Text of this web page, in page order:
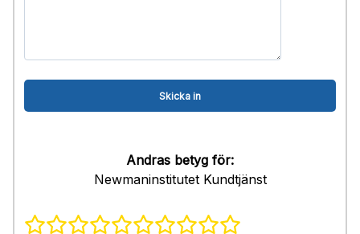
Andras betyg för:
Newmaninstitutet Kundtjänst